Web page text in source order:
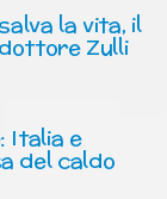
la vita, il
Zulli
Italia e
del caldo